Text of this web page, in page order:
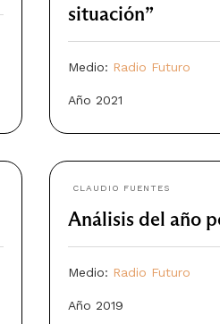
situación”
Medio: Radio Futuro
Año 2021
CLAUDIO FUENTES
Análisis del año
Medio: Radio Futuro
Año 2019